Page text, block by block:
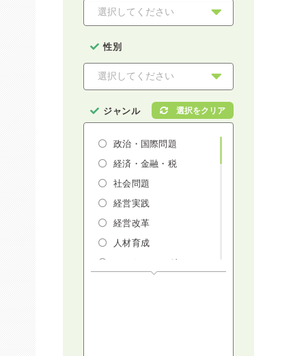
性別
ジャンル
政治・国際問題
経済・金融・税
社会問題
経営実践
経営改革
人材育成
マーケティング